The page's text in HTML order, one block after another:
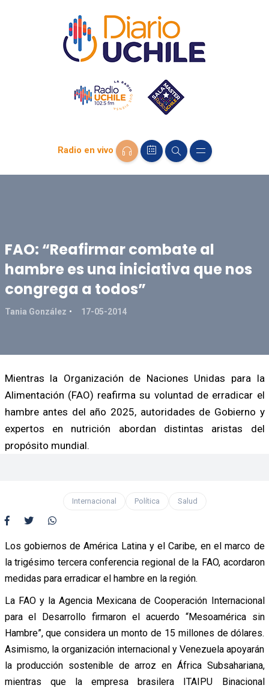
Radio en vivo
FAO: “Reafirmar combate al
hambre es una iniciativa que nos
congrega a todos”
Tania González 17-05-2014
Mientras la Organización de Naciones Unidas para la
Alimentación (FAO) reafirma su voluntad de erradicar el
hambre antes del año 2025, autoridades de Gobierno y
expertos en nutrición abordan distintas aristas del
propósito mundial.
Internacional Política Salud
Los gobiernos de América Latina y el Caribe, en el marco de
la trigésimo tercera conferencia regional de la FAO, acordaron
medidas para erradicar el hambre en la región.
La FAO y la Agencia Mexicana de Cooperación Internacional
para el Desarrollo firmaron el acuerdo “Mesoamérica sin
Hambre”, que considera un monto de 15 millones de dólares.
Asimismo, la organización internacional y Venezuela apoyarán
la producción sostenible de arroz en África Subsahariana,
mientras que la empresa brasilera ITAIPU Binacional